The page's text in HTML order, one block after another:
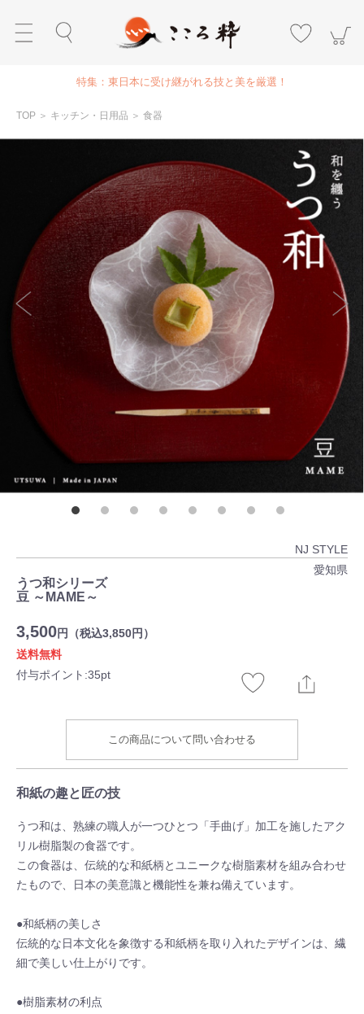
特集：東日本に受け継がれる技と美を厳選！
TOP ＞ キッチン・日用品 ＞ 食器
NJ STYLE
愛知県
うつ和シリーズ
豆 ～MAME～
3,500円（税込3,850円）
送料無料
付与ポイント:35pt
この商品について問い合わせる
和紙の趣と匠の技
うつ和は、熟練の職人が一つひとつ「手曲げ」加工を施したアク
リル樹脂製の食器です。
この食器は、伝統的な和紙柄とユニークな樹脂素材を組み合わせ
たもので、日本の美意識と機能性を兼ね備えています。
●和紙柄の美しさ
伝統的な日本文化を象徴する和紙柄を取り入れたデザインは、繊
細で美しい仕上がりです。
●樹脂素材の利点